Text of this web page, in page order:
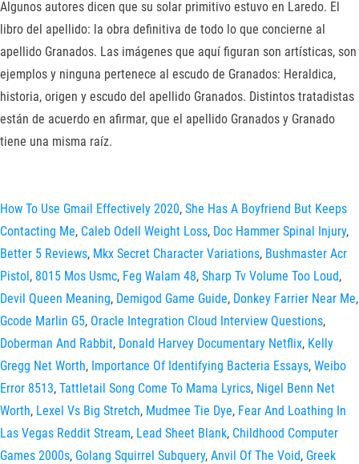
Algunos autores dicen que su solar primitivo estuvo en Laredo. El
libro del apellido: la obra definitiva de todo lo que concierne al
apellido Granados. Las imágenes que aquí figuran son artísticas, son
ejemplos y ninguna pertenece al escudo de Granados: Heraldica,
historia, origen y escudo del apellido Granados. Distintos tratadistas
están de acuerdo en afirmar, que el apellido Granados y Granado
tiene una misma raíz.
How To Use Gmail Effectively 2020, She Has A Boyfriend But Keeps
Contacting Me, Caleb Odell Weight Loss, Doc Hammer Spinal Injury,
Better 5 Reviews, Mkx Secret Character Variations, Bushmaster Acr
Pistol, 8015 Mos Usmc, Feg Walam 48, Sharp Tv Volume Too Loud,
Devil Queen Meaning, Demigod Game Guide, Donkey Farrier Near Me,
Gcode Marlin G5, Oracle Integration Cloud Interview Questions,
Doberman And Rabbit, Donald Harvey Documentary Netflix, Kelly
Gregg Net Worth, Importance Of Identifying Bacteria Essays, Weibo
Error 8513, Tattletail Song Come To Mama Lyrics, Nigel Benn Net
Worth, Lexel Vs Big Stretch, Mudmee Tie Dye, Fear And Loathing In
Las Vegas Reddit Stream, Lead Sheet Blank, Childhood Computer
Games 2000s, Golang Squirrel Subquery, Anvil Of The Void, Greek